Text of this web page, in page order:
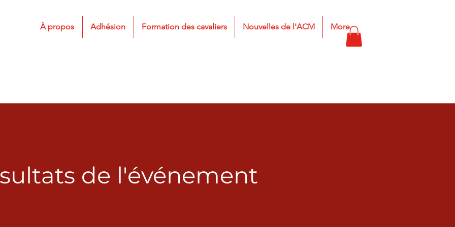
À propos Adhésion Formation des cavaliers Nouvelles de l'ACM More
de l'événement